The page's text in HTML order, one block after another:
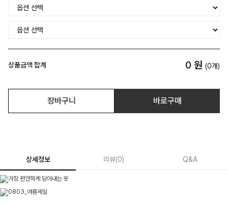
상품금액 합계 0 원 (0개)
장바구니 바로구매
상세정보 리뷰(0) Q&A